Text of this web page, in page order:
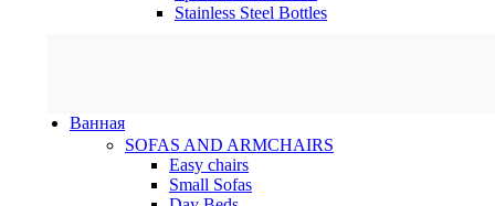
Stainless Steel Bottles
Ванная
SOFAS AND ARMCHAIRS
Easy chairs
Small Sofas